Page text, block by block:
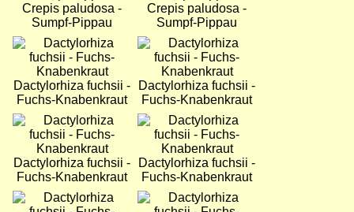
Crepis paludosa -
Sumpf-Pippau
Crepis paludosa -
Sumpf-Pippau
Bild
Dactylorhiza fuchsii -
Fuchs-Knabenkraut
Bild
Dactylorhiza fuchsii -
Fuchs-Knabenkraut
Bild
Dactylorhiza fuchsii -
Fuchs-Knabenkraut
Bild
Dactylorhiza fuchsii -
Fuchs-Knabenkraut
Bild
Bild